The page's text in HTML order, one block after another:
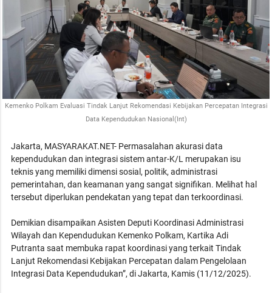
Kemenko Polkam Evaluasi Tindak Lanjut Rekomendasi Kebijakan Percepatan Integrasi
Data Kependudukan Nasional(Int)
Jakarta, MASYARAKAT.NET- Permasalahan akurasi data
kependudukan dan integrasi sistem antar-K/L merupakan isu
teknis yang memiliki dimensi sosial, politik, administrasi
pemerintahan, dan keamanan yang sangat signifikan. Melihat hal
tersebut diperlukan pendekatan yang tepat dan terkoordinasi.
Demikian disampaikan Asisten Deputi Koordinasi Administrasi
Wilayah dan Kependudukan Kemenko Polkam, Kartika Adi
Putranta saat membuka rapat koordinasi yang terkait Tindak
Lanjut Rekomendasi Kebijakan Percepatan dalam Pengelolaan
Integrasi Data Kependudukan”, di Jakarta, Kamis (11/12/2025).